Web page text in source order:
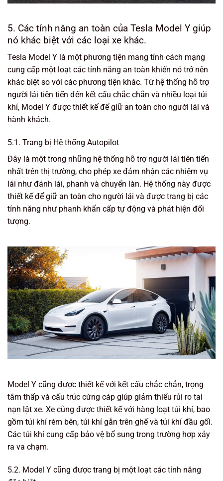
5. Các tính năng an toàn của Tesla Model Y giúp
nó khác biệt với các loại xe khác.
Tesla Model Y là một phương tiện mang tính cách mạng
cung cấp một loạt các tính năng an toàn khiến nó trở nên
khác biệt so với các phương tiện khác. Từ hệ thống hỗ trợ
người lái tiên tiến đến kết cấu chắc chắn và nhiều loại túi
khí, Model Y được thiết kế để giữ an toàn cho người lái và
hành khách.
5.1. Trang bị Hệ thống Autopilot
Đây là một trong những hệ thống hỗ trợ người lái tiên tiến
nhất trên thị trường, cho phép xe đảm nhận các nhiệm vụ
lái như đánh lái, phanh và chuyển làn. Hệ thống này được
thiết kế để giữ an toàn cho người lái và được trang bị các
tính năng như phanh khẩn cấp tự động và phát hiện đối
tượng.
Model Y cũng được thiết kế với kết cấu chắc chắn, trọng
tâm thấp và cấu trúc cứng cáp giúp giảm thiểu rủi ro tai
nạn lật xe. Xe cũng được thiết kế với hàng loạt túi khí, bao
gồm túi khí rèm bên, túi khí gắn trên ghế và túi khí đầu gối.
Các túi khí cung cấp bảo vệ bổ sung trong trường hợp xảy
ra va chạm.
5.2. Model Y cũng được trang bị một loạt các tính năng